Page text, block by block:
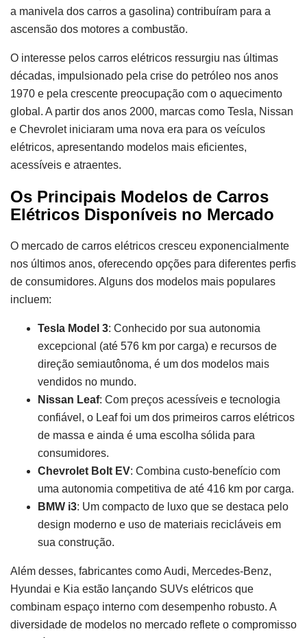
a manivela dos carros a gasolina) contribuíram para a
ascensão dos motores a combustão.
O interesse pelos carros elétricos ressurgiu nas últimas
décadas, impulsionado pela crise do petróleo nos anos
1970 e pela crescente preocupação com o aquecimento
global. A partir dos anos 2000, marcas como Tesla, Nissan
e Chevrolet iniciaram uma nova era para os veículos
elétricos, apresentando modelos mais eficientes,
acessíveis e atraentes.
Os Principais Modelos de Carros
Elétricos Disponíveis no Mercado
O mercado de carros elétricos cresceu exponencialmente
nos últimos anos, oferecendo opções para diferentes perfis
de consumidores. Alguns dos modelos mais populares
incluem:
Tesla Model 3: Conhecido por sua autonomia
excepcional (até 576 km por carga) e recursos de
direção semiautônoma, é um dos modelos mais
vendidos no mundo.
Nissan Leaf: Com preços acessíveis e tecnologia
confiável, o Leaf foi um dos primeiros carros elétricos
de massa e ainda é uma escolha sólida para
consumidores.
Chevrolet Bolt EV: Combina custo-benefício com
uma autonomia competitiva de até 416 km por carga.
BMW i3: Um compacto de luxo que se destaca pelo
design moderno e uso de materiais recicláveis em
sua construção.
Além desses, fabricantes como Audi, Mercedes-Benz,
Hyundai e Kia estão lançando SUVs elétricos que
combinam espaço interno com desempenho robusto. A
diversidade de modelos no mercado reflete o compromisso